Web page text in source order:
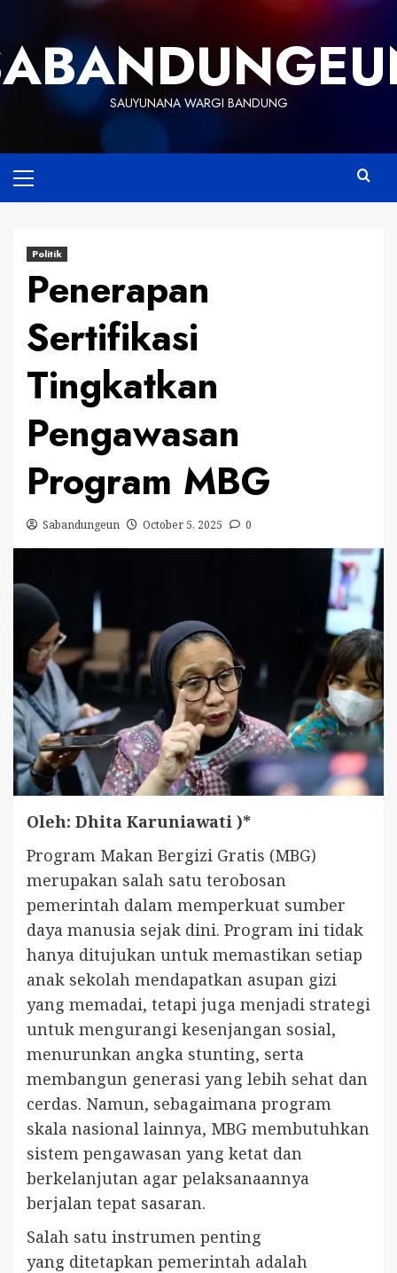
content
SAUYUNANA WARGI BANDUNG
Menu
Politik
Penerapan
Sertifikasi
Tingkatkan
Pengawasan
Program MBG
Sabandungeun October 5, 2025 0
Oleh: Dhita Karuniawati )*
Program Makan Bergizi Gratis (MBG)
merupakan salah satu terobosan
pemerintah dalam memperkuat sumber
daya manusia sejak dini. Program ini tidak
hanya ditujukan untuk memastikan setiap
anak sekolah mendapatkan asupan gizi
yang memadai, tetapi juga menjadi strategi
untuk mengurangi kesenjangan sosial,
menurunkan angka stunting, serta
membangun generasi yang lebih sehat dan
cerdas. Namun, sebagaimana program
skala nasional lainnya, MBG membutuhkan
sistem pengawasan yang ketat dan
berkelanjutan agar pelaksanaannya
berjalan tepat sasaran.
Salah satu instrumen penting
yang ditetapkan pemerintah adalah